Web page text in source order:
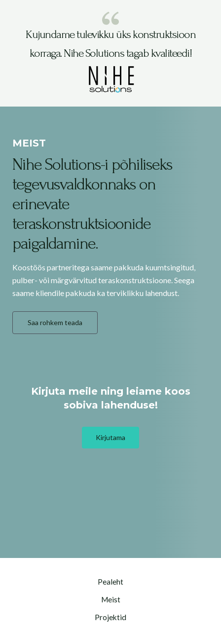
Kujundame tulevikku üks konstruktsioon
korraga. Nihe Solutions tagab kvaliteedi!
MEIST
Nihe Solutions-i põhiliseks
tegevusvaldkonnaks on
erinevate
teraskonstruktsioonide
paigaldamine.
Koostöös partneritega saame pakkuda kuumtsingitud,
pulber- või märgvärvitud teraskonstruktsioone. Seega
saame kliendile pakkuda ka terviklikku lahendust.
Saa rohkem teada
Kirjuta meile ning leiame koos
sobiva lahenduse!
Kirjutama
Pealeht
Meist
Projektid